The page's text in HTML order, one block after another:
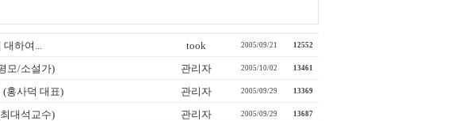
대하여... took 2005/09/21 12552
모/소설가) 관리자 2005/10/02 13461
(홍사덕 대표) 관리자 2005/09/29 13369
대석교수) 관리자 2005/09/29 13687